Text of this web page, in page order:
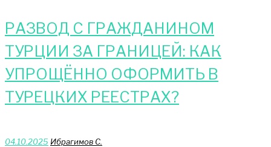
РАЗВОД С ГРАЖДАНИНОМ
ТУРЦИИ ЗА ГРАНИЦЕЙ: КАК
УПРОЩЁННО ОФОРМИТЬ В
ТУРЕЦКИХ РЕЕСТРАХ?
04.10.2025 Ибрагимов С.